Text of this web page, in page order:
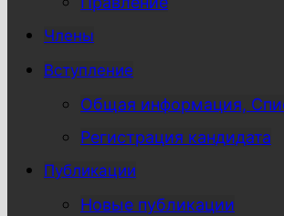
Члены
Вступление
Общая информация,
Регистрация кандидата
Публикации
Новые публикации